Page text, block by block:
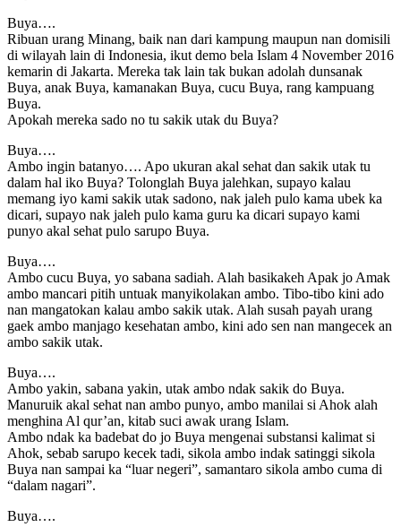
Buya….
Ribuan urang Minang, baik nan dari kampung maupun nan domisili
di wilayah lain di Indonesia, ikut demo bela Islam 4 November 2016
kemarin di Jakarta. Mereka tak lain tak bukan adolah dunsanak
Buya, anak Buya, kamanakan Buya, cucu Buya, rang kampuang
Buya.
Apokah mereka sado no tu sakik utak du Buya?
Buya….
Ambo ingin batanyo…. Apo ukuran akal sehat dan sakik utak tu
dalam hal iko Buya? Tolonglah Buya jalehkan, supayo kalau
memang iyo kami sakik utak sadono, nak jaleh pulo kama ubek ka
dicari, supayo nak jaleh pulo kama guru ka dicari supayo kami
punyo akal sehat pulo sarupo Buya.
Buya….
Ambo cucu Buya, yo sabana sadiah. Alah basikakeh Apak jo Amak
ambo mancari pitih untuak manyikolakan ambo. Tibo-tibo kini ado
nan mangatokan kalau ambo sakik utak. Alah susah payah urang
gaek ambo manjago kesehatan ambo, kini ado sen nan mangecek an
ambo sakik utak.
Buya….
Ambo yakin, sabana yakin, utak ambo ndak sakik do Buya.
Manuruik akal sehat nan ambo punyo, ambo manilai si Ahok alah
menghina Al qur’an, kitab suci awak urang Islam.
Ambo ndak ka badebat do jo Buya mengenai substansi kalimat si
Ahok, sebab sarupo kecek tadi, sikola ambo indak satinggi sikola
Buya nan sampai ka “luar negeri”, samantaro sikola ambo cuma di
“dalam nagari”.
Buya….